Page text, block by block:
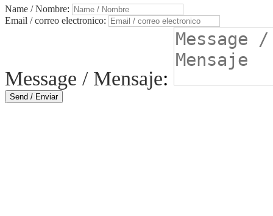
Name / Nombre:
Email / correo electronico:
Message / Mensaje:
Send / Enviar